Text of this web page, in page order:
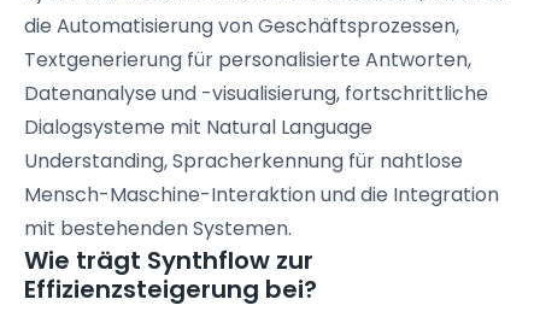
die Automatisierung von Geschäftsprozessen,
Textgenerierung für personalisierte Antworten,
Datenanalyse und -visualisierung, fortschrittliche
Dialogsysteme mit Natural Language
Understanding, Spracherkennung für nahtlose
Mensch-Maschine-Interaktion und die Integration
mit bestehenden Systemen.
Wie trägt Synthflow zur
Effizienzsteigerung bei?